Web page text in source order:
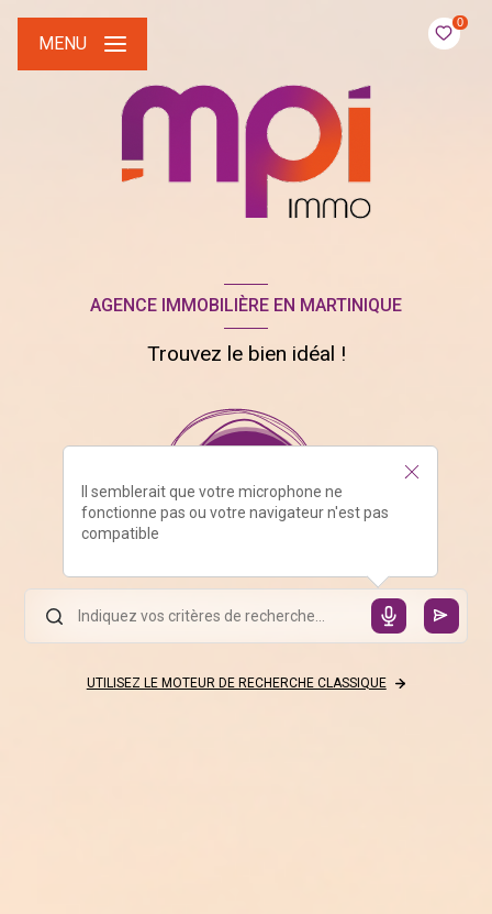
0
MENU
AGENCE IMMOBILIÈRE EN MARTINIQUE
Trouvez le bien idéal !
Il semblerait que votre microphone ne
fonctionne pas ou votre navigateur n'est pas
compatible
UTILISEZ LE MOTEUR DE RECHERCHE CLASSIQUE